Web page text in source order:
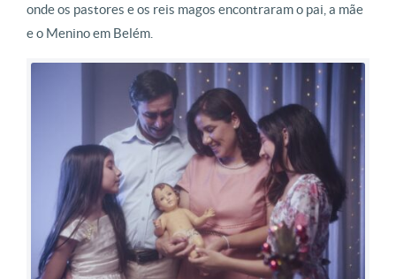
onde os pastores e os reis magos encontraram o pai, a mãe
e o Menino em Belém.